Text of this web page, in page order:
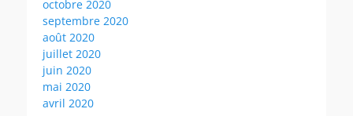
octobre 2020
septembre 2020
août 2020
juillet 2020
juin 2020
mai 2020
avril 2020